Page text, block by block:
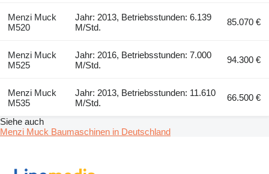
Menzi Muck
M520
Jahr: 2013, Betriebsstunden: 6.139
M/Std.
85.070 €
Menzi Muck
M525
Jahr: 2016, Betriebsstunden: 7.000
M/Std.
94.300 €
Menzi Muck
M535
Jahr: 2013, Betriebsstunden: 11.610
M/Std.
66.500 €
Siehe auch
Menzi Muck Baumaschinen in Deutschland